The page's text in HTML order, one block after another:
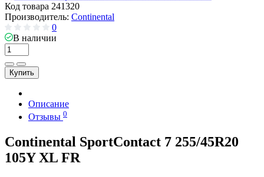
Код товара 241320
Производитель: Continental
0
В наличии
Купить
Описание
Отзывы 0
Continental SportContact 7 255/45R20
105Y XL FR